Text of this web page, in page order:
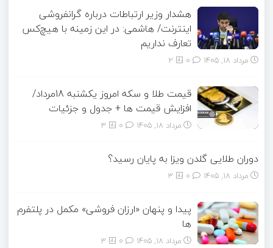
هشدار وزیر ارتباطات درباره گرانفروشی
اینترنت/ هاشمی: در این زمینه با هیچ‌کس
تعارف نداریم
مرداد ۱۸, ۱۴۰۵ 2
قیمت طلا و سکه امروز یکشنبه 18مرداد/
افزایش قیمت ها + جدول و جزئیات
مرداد ۱۸, ۱۴۰۵ 3
دوران طلایی گلدن ویزا به پایان رسید؟
مرداد ۱۸, ۱۴۰۵ 3
پیدا و پنهان «ارزان فروشی» مکمل در پلتفرم
ها
مرداد ۱۸, ۱۴۰۵ 3